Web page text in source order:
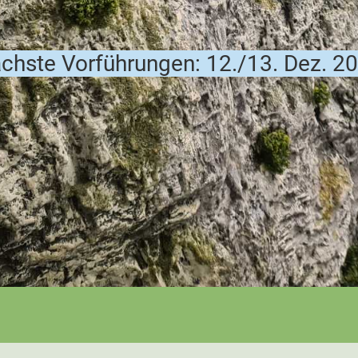
Vorführungen: 12./13. Dez.